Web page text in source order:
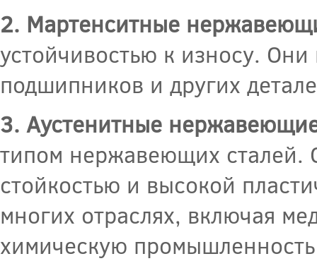
2. Мартенситные
устойчивостью к износу.
подшипников и других
3. Аустенитные
типом нержавеющих сталей.
стойкостью и высокой
многих отраслях, включая
химическую